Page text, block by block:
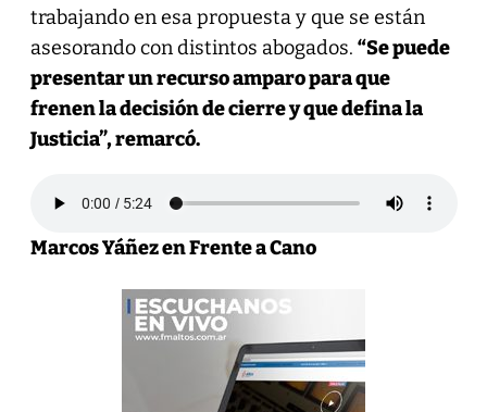
trabajando en esa propuesta y que se están
asesorando con distintos abogados. “Se puede
presentar un recurso amparo para que
frenen la decisión de cierre y que defina la
Justicia”, remarcó.
Marcos Yáñez en Frente a Cano